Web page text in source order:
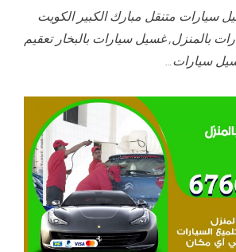
متنقل مبارك الكبير الكويت
بالمنزل, غسيل سيارات بالبخار تعقيم
سيارات…